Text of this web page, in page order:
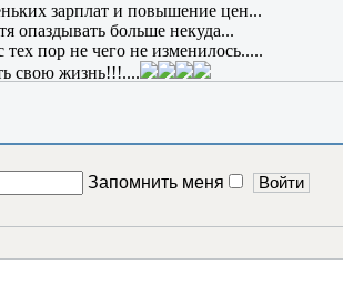
зарплат и повышение цен...
опаздывать больше некуда...
пор не чего не изменилось.....
свою жизнь!!!....
Запомнить меня